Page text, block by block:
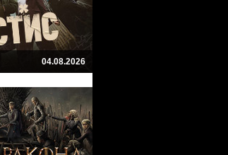
04.08.2026